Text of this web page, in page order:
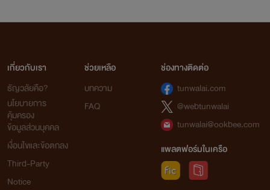
เกี่ยวกับเรา
ธัญวลัยคือ?
นโยบายการ
คุ้มครอง
ข้อมูลส่วนบุคคล
เงื่อนไขและข้อตกลง
Third-Party
Notice
ช่วยเหลือ
บทความ
FAQ
ช่องทางติดต่อ
tunwalai.com
@webtunwalai
tunwalai@ookbee.com
แพลตฟอร์มในเครือ